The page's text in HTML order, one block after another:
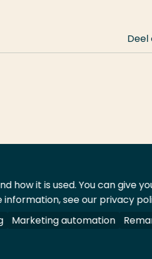
how it is used. You can give
see our privacy
Marketing automation